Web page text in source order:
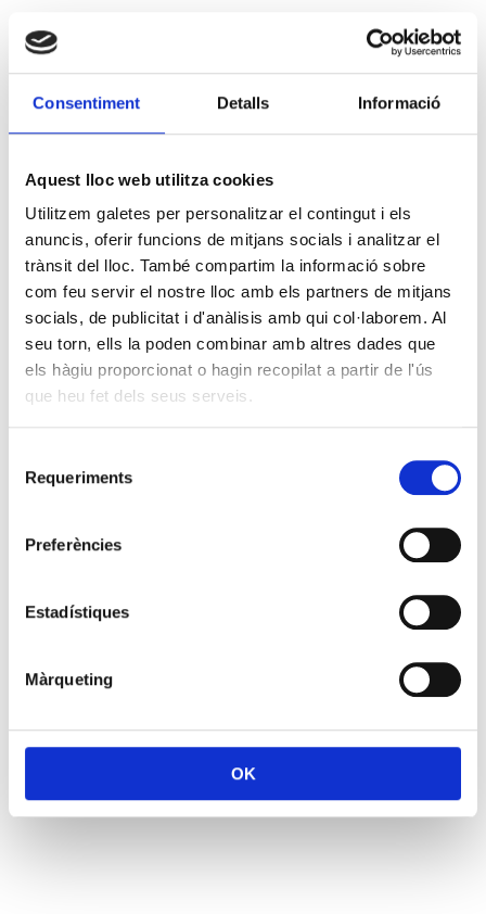
Consentiment Detalls Informació
Aquest lloc web utilitza cookies
Utilitzem galetes per personalitzar el contingut i els
anuncis, oferir funcions de mitjans socials i analitzar el
trànsit del lloc. També compartim la informació sobre
com feu servir el nostre lloc amb els partners de mitjans
socials, de publicitat i d'anàlisis amb qui col·laborem. Al
seu torn, ells la poden combinar amb altres dades que
els hàgiu proporcionat o hagin recopilat a partir de l'ús
que heu fet dels seus serveis.
Requeriments
Preferències
Estadístiques
Màrqueting
OK